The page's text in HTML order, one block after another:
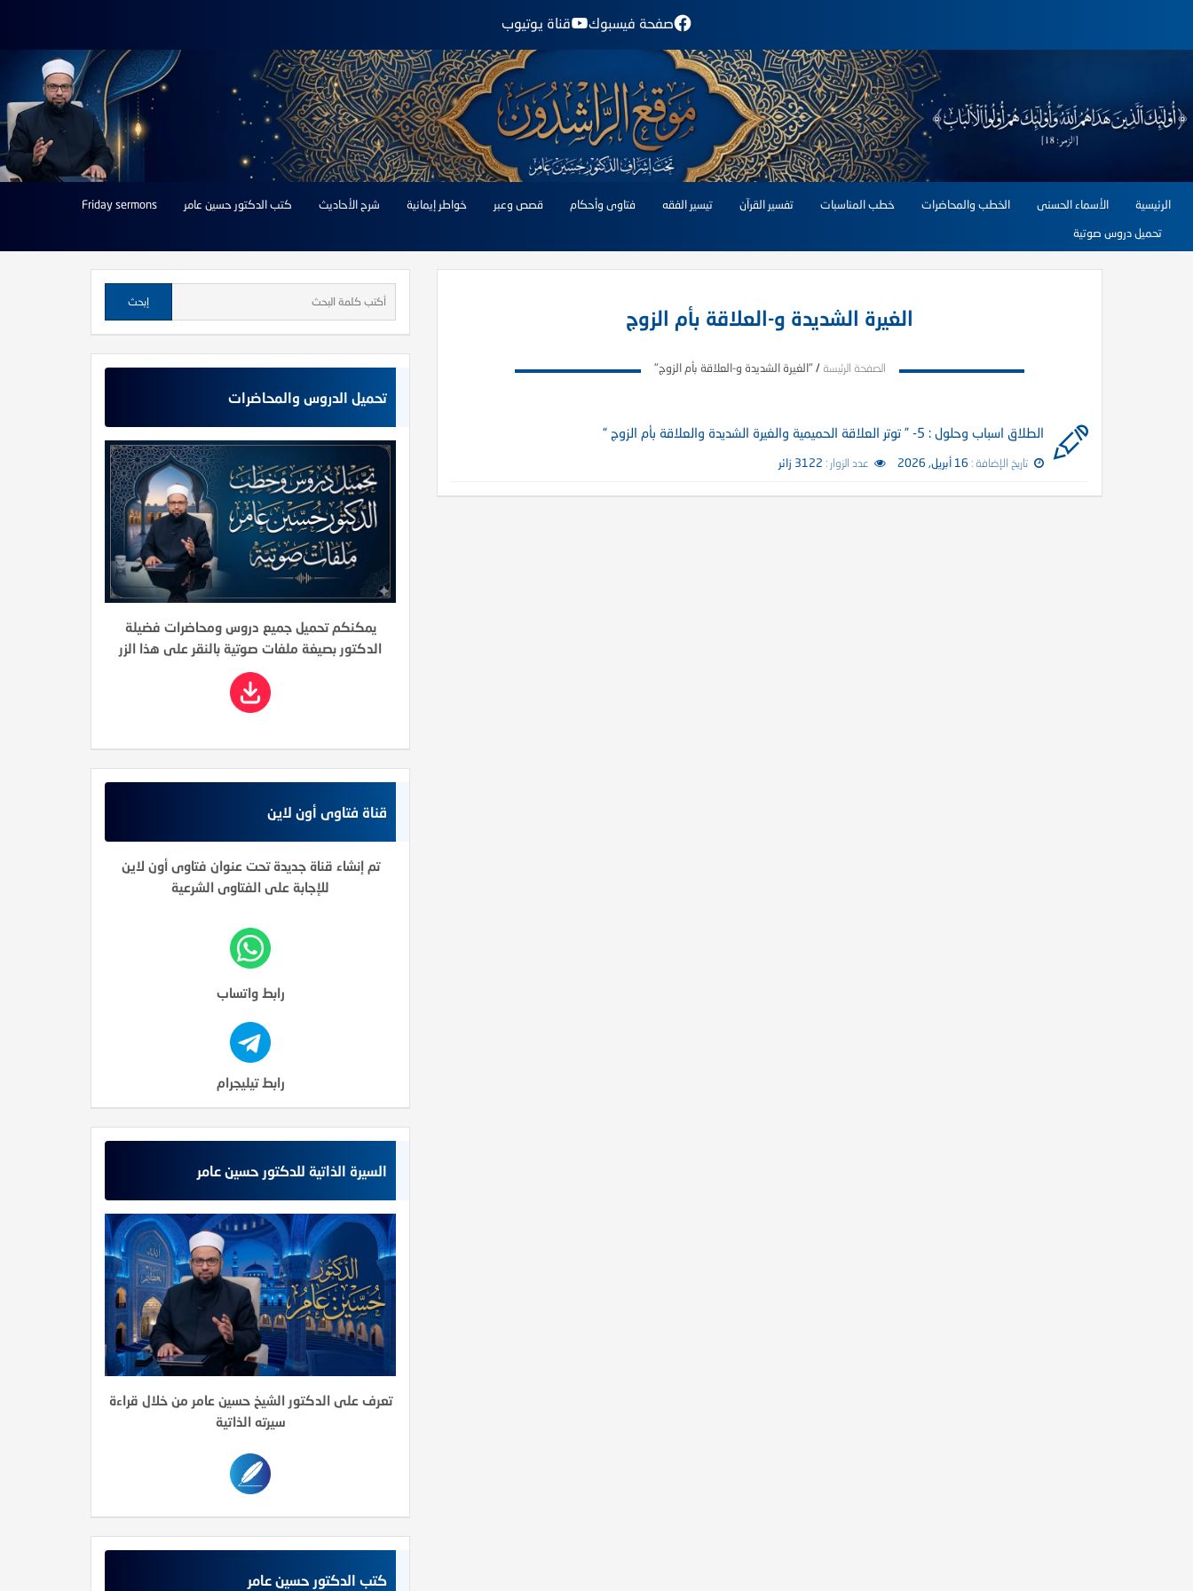
صفحة فيسبوك قناة يوتيوب
الرئيسية الأسماء الحسنى الخطب والمحاضرات خطب المناسبات تفسير القرآن تيسير الفقه فتاوى وأحكام قصص وعبر خواطر إيمانية شرح الأحاديث كتب الدكتور حسين عامر
Friday sermons
تحميل دروس صوتية
الغيرة الشديدة و-العلاقة بأم الزوج
الصفحة الرئيسة / "الغيرة الشديدة و-العلاقة بأم الزوج"
الطلاق اسباب وحلول : 5- ” توتر العلاقة الحميمية والغيرة الشديدة والعلاقة بأم الزوج “
تاريخ الإضافة : 16 أبريل, 2026 عدد الزوار : 3122 زائر
تحميل الدروس والمحاضرات
يمكنكم تحميل جميع دروس ومحاضرات فضيلة
الدكتور بصيغة ملفات صوتية بالنقر على هذا الزر
قناة فتاوى أون لاين
تم إنشاء قناة جديدة تحت عنوان فتاوى أون لاين
للإجابة على الفتاوى الشرعية
رابط واتساب
رابط تيليجرام
السيرة الذاتية للدكتور حسين عامر
تعرف على الدكتور الشيخ حسين عامر من خلال قراءة
سيرته الذاتية
كتب الدكتور حسين عامر